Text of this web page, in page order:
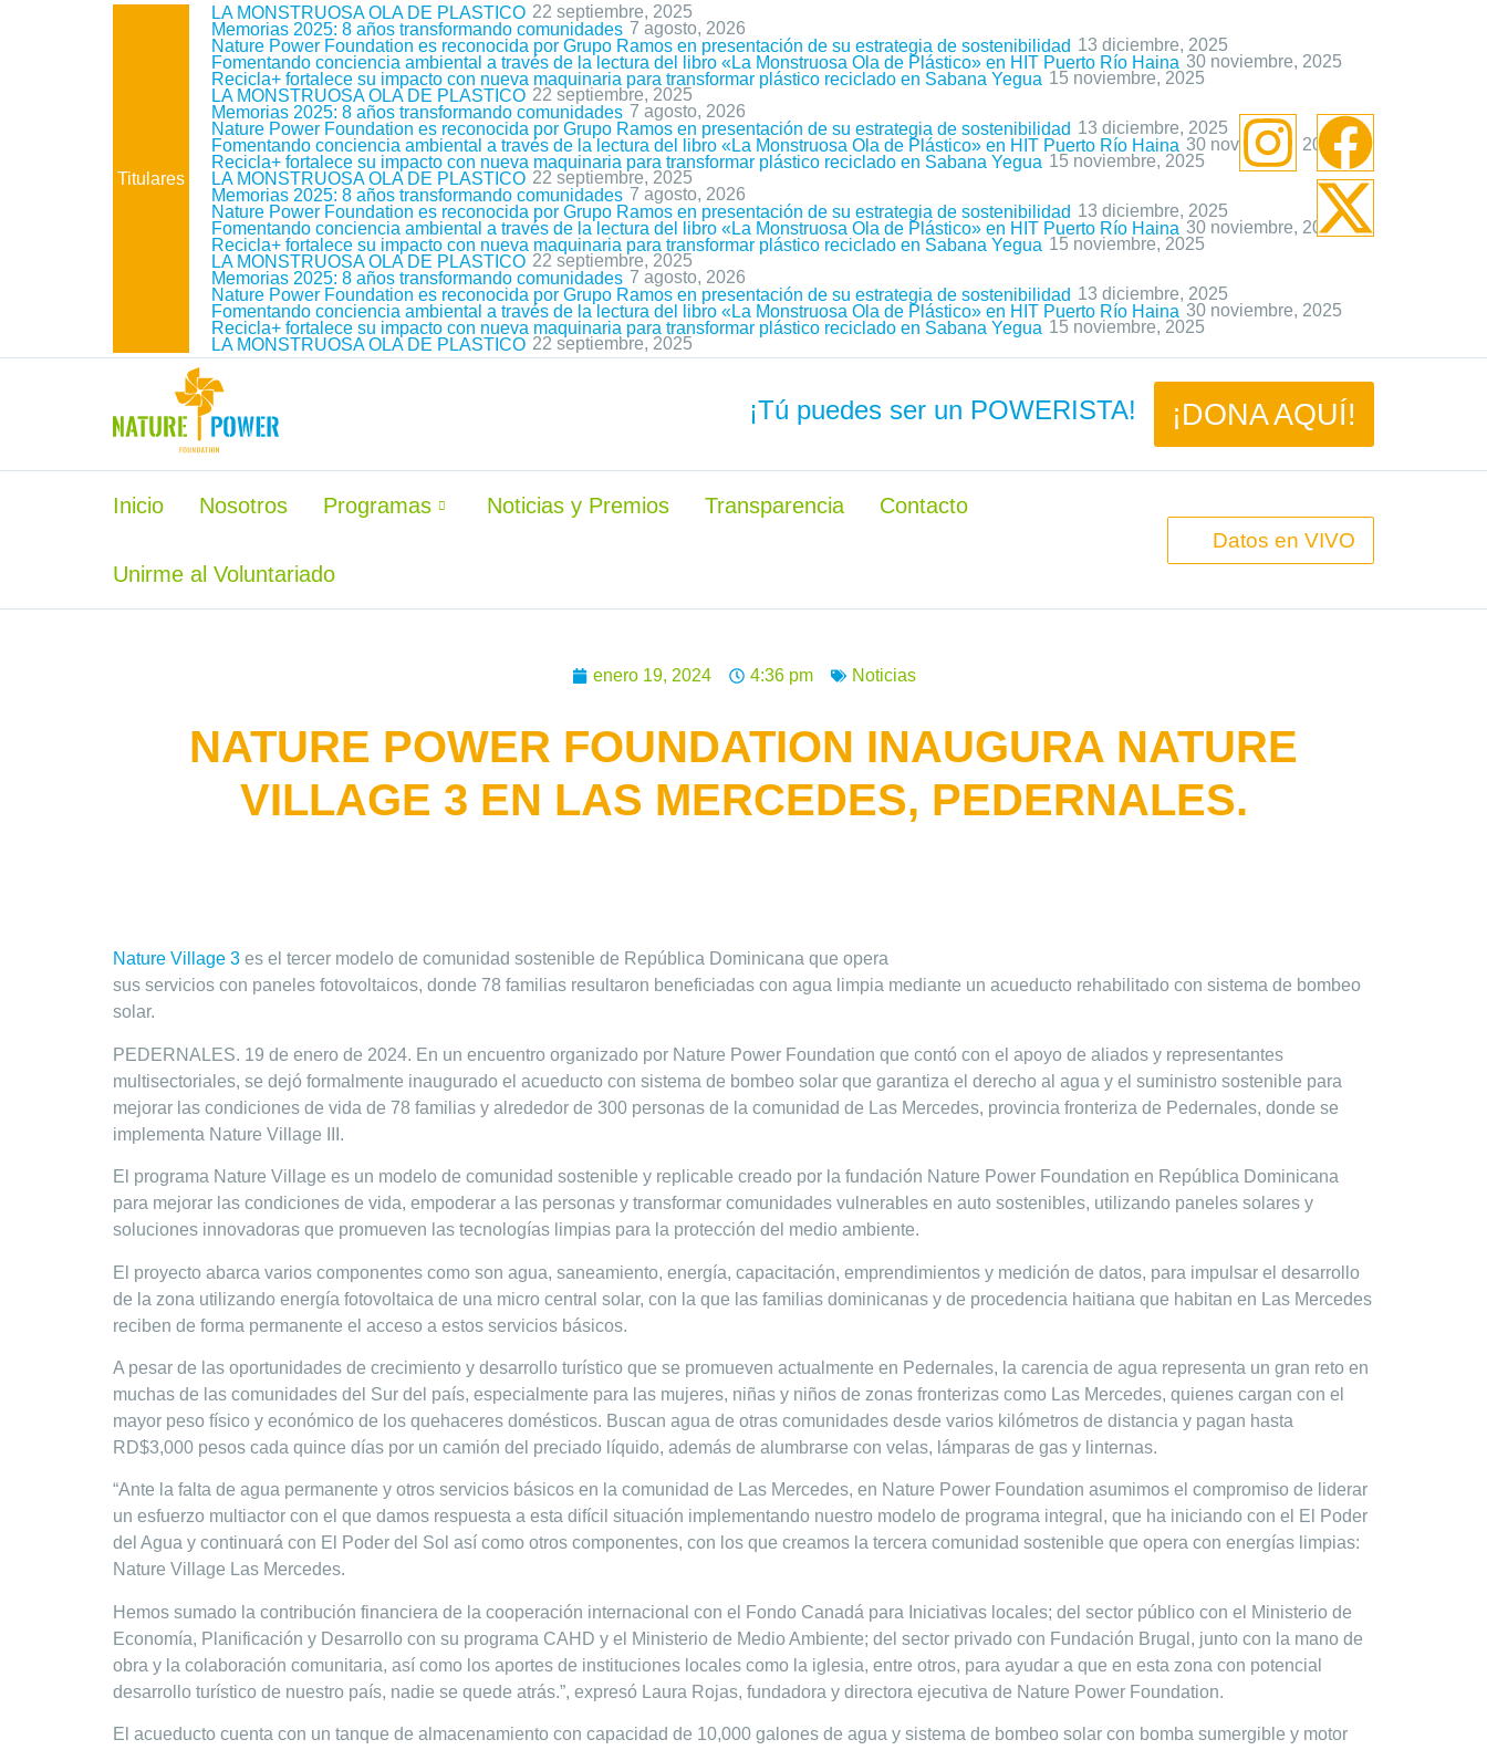
Titulares
LA MONSTRUOSA OLA DE PLASTICO 22 septiembre, 2025
Memorias 2025: 8 años transformando comunidades 7 agosto, 2026
Nature Power Foundation es reconocida por Grupo Ramos en presentación de su estrategia de sostenibilidad 13 diciembre, 2025
Fomentando conciencia ambiental a través de la lectura del libro «La Monstruosa Ola de Plástico» en HIT Puerto Río Haina 30 noviembre, 2025
Recicla+ fortalece su impacto con nueva maquinaria para transformar plástico reciclado en Sabana Yegua 15 noviembre, 2025
LA MONSTRUOSA OLA DE PLASTICO 22 septiembre, 2025
Memorias 2025: 8 años transformando comunidades 7 agosto, 2026
Nature Power Foundation es reconocida por Grupo Ramos en presentación de su estrategia de sostenibilidad 13 diciembre, 2025
Fomentando conciencia ambiental a través de la lectura del libro «La Monstruosa Ola de Plástico» en HIT Puerto Río Haina 30 noviembre, 2025
Recicla+ fortalece su impacto con nueva maquinaria para transformar plástico reciclado en Sabana Yegua 15 noviembre, 2025
LA MONSTRUOSA OLA DE PLASTICO 22 septiembre, 2025
Memorias 2025: 8 años transformando comunidades 7 agosto, 2026
Nature Power Foundation es reconocida por Grupo Ramos en presentación de su estrategia de sostenibilidad 13 diciembre, 2025
Fomentando conciencia ambiental a través de la lectura del libro «La Monstruosa Ola de Plástico» en HIT Puerto Río Haina 30 noviembre, 2025
Recicla+ fortalece su impacto con nueva maquinaria para transformar plástico reciclado en Sabana Yegua 15 noviembre, 2025
LA MONSTRUOSA OLA DE PLASTICO 22 septiembre, 2025
Memorias 2025: 8 años transformando comunidades 7 agosto, 2026
Nature Power Foundation es reconocida por Grupo Ramos en presentación de su estrategia de sostenibilidad 13 diciembre, 2025
Fomentando conciencia ambiental a través de la lectura del libro «La Monstruosa Ola de Plástico» en HIT Puerto Río Haina 30 noviembre, 2025
Recicla+ fortalece su impacto con nueva maquinaria para transformar plástico reciclado en Sabana Yegua 15 noviembre, 2025
LA MONSTRUOSA OLA DE PLASTICO 22 septiembre, 2025
¡Tú puedes ser un POWERISTA! ¡DONA AQUÍ!
Inicio Nosotros Programas Noticias y Premios Transparencia Contacto
Unirme al Voluntariado
Datos en VIVO
enero 19, 2024 4:36 pm Noticias
NATURE POWER FOUNDATION INAUGURA NATURE
VILLAGE 3 EN LAS MERCEDES, PEDERNALES.
Nature Village 3 es el tercer modelo de comunidad sostenible de República Dominicana que opera
sus servicios con paneles fotovoltaicos, donde 78 familias resultaron beneficiadas con agua limpia mediante un acueducto rehabilitado con sistema de bombeo
solar.
PEDERNALES. 19 de enero de 2024. En un encuentro organizado por Nature Power Foundation que contó con el apoyo de aliados y representantes
multisectoriales, se dejó formalmente inaugurado el acueducto con sistema de bombeo solar que garantiza el derecho al agua y el suministro sostenible para
mejorar las condiciones de vida de 78 familias y alrededor de 300 personas de la comunidad de Las Mercedes, provincia fronteriza de Pedernales, donde se
implementa Nature Village III.
El programa Nature Village es un modelo de comunidad sostenible y replicable creado por la fundación Nature Power Foundation en República Dominicana
para mejorar las condiciones de vida, empoderar a las personas y transformar comunidades vulnerables en auto sostenibles, utilizando paneles solares y
soluciones innovadoras que promueven las tecnologías limpias para la protección del medio ambiente.
El proyecto abarca varios componentes como son agua, saneamiento, energía, capacitación, emprendimientos y medición de datos, para impulsar el desarrollo
de la zona utilizando energía fotovoltaica de una micro central solar, con la que las familias dominicanas y de procedencia haitiana que habitan en Las Mercedes
reciben de forma permanente el acceso a estos servicios básicos.
A pesar de las oportunidades de crecimiento y desarrollo turístico que se promueven actualmente en Pedernales, la carencia de agua representa un gran reto en
muchas de las comunidades del Sur del país, especialmente para las mujeres, niñas y niños de zonas fronterizas como Las Mercedes, quienes cargan con el
mayor peso físico y económico de los quehaceres domésticos. Buscan agua de otras comunidades desde varios kilómetros de distancia y pagan hasta
RD$3,000 pesos cada quince días por un camión del preciado líquido, además de alumbrarse con velas, lámparas de gas y linternas.
“Ante la falta de agua permanente y otros servicios básicos en la comunidad de Las Mercedes, en Nature Power Foundation asumimos el compromiso de liderar
un esfuerzo multiactor con el que damos respuesta a esta difícil situación implementando nuestro modelo de programa integral, que ha iniciando con el El Poder
del Agua y continuará con El Poder del Sol así como otros componentes, con los que creamos la tercera comunidad sostenible que opera con energías limpias:
Nature Village Las Mercedes.
Hemos sumado la contribución financiera de la cooperación internacional con el Fondo Canadá para Iniciativas locales; del sector público con el Ministerio de
Economía, Planificación y Desarrollo con su programa CAHD y el Ministerio de Medio Ambiente; del sector privado con Fundación Brugal, junto con la mano de
obra y la colaboración comunitaria, así como los aportes de instituciones locales como la iglesia, entre otros, para ayudar a que en esta zona con potencial
desarrollo turístico de nuestro país, nadie se quede atrás.”, expresó Laura Rojas, fundadora y directora ejecutiva de Nature Power Foundation.
El acueducto cuenta con un tanque de almacenamiento con capacidad de 10,000 galones de agua y sistema de bombeo solar con bomba sumergible y motor